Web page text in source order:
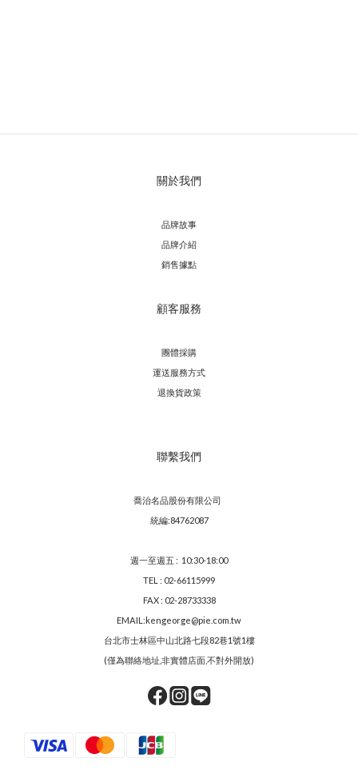
關於我們
品牌故事
品牌介紹
銷售據點
顧客服務
團體採購
運送服務方式
退換貨政策
聯繫我們
喬治名品股份有限公司
統編:84762087
週一至週五 : 10:30-18:00
TEL : 02-66115999
FAX : 02-28733338
EMAIL:kengeorge@pie.com.tw
台北市士林區中山北路七段82巷1號1樓
(僅為聯絡地址,非實體店面,不對外開放)